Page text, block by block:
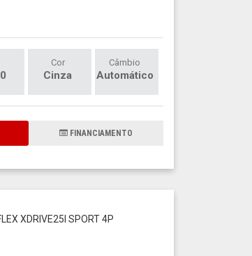
Cor
Cinza
Câmbio
Automático
FINANCIAMENTO
XDRIVE25I SPORT 4P